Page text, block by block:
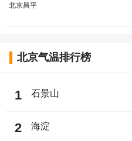
北京昌平
北京气温排行榜
1 石景山
2 海淀